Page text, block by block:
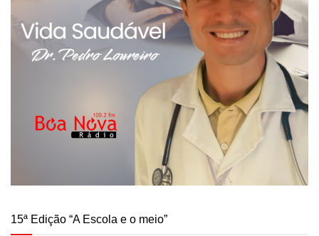
15ª Edição “A Escola e o meio”